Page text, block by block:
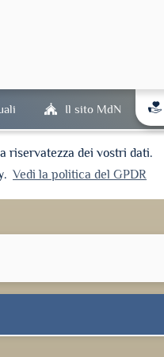
Il sito MdN
riservatezza dei vostri dati.
Vedi la politica del GPDR